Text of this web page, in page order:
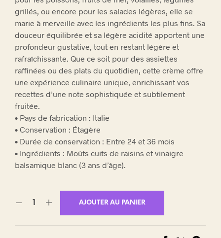
grillés, ou encore pour les salades légères, elle se
marie à merveille avec les ingrédients les plus fins. Sa
douceur équilibrée et sa légère acidité apportent une
profondeur gustative, tout en restant légère et
rafraîchissante. Que ce soit pour des assiettes
raffinées ou des plats du quotidien, cette crème offre
une expérience culinaire unique, enrichissant vos
recettes d’une note sophistiquée et subtilement
fruitée.
• Pays de fabrication : Italie
• Conservation : Étagère
• Durée de conservation : Entre 24 et 36 mois
• Ingrédients : Moûts cuits de raisins et vinaigre
balsamique blanc (3 ans d’âge).
AJOUTER AU PANIER